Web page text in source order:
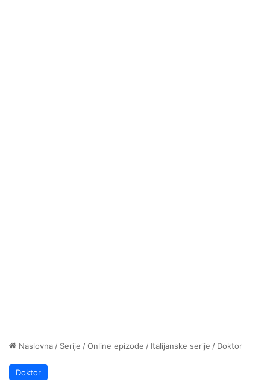
Naslovna / Serije /Online epizode / Italijanske serije / Doktor
Doktor